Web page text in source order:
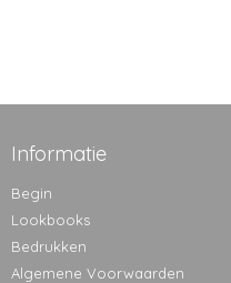
Informatie
Begin
Lookbooks
Bedrukken
Algemene Voorwaarden